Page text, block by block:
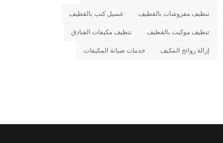
تنظيف مفروشات بالقطيف غسيل كنب بالقطيف
تنظيف موكيت بالقطيف تنظيف مكيفات الفنادق
إزالة روائح المكيف خدمات صيانة المكيفات